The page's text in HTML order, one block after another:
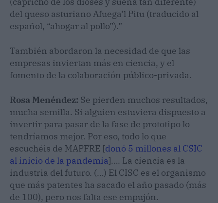
del queso asturiano Afuega’l Pitu (traducido al
español, “ahogar al pollo”).”
También abordaron la necesidad de que las
empresas inviertan más en ciencia, y el
fomento de la colaboración público-privada.
Rosa Menéndez: Se pierden muchos resultados,
mucha semilla. Si alguien estuviera dispuesto a
invertir para pasar de la fase de prototipo lo
tendríamos mejor. Por eso, todo lo que
escuchéis de MAPFRE [donó 5 millones al CSIC
al inicio de la pandemia]…. La ciencia es la
industria del futuro. (…) El CISC es el organismo
que más patentes ha sacado el año pasado (más
de 100), pero nos falta ese empujón.